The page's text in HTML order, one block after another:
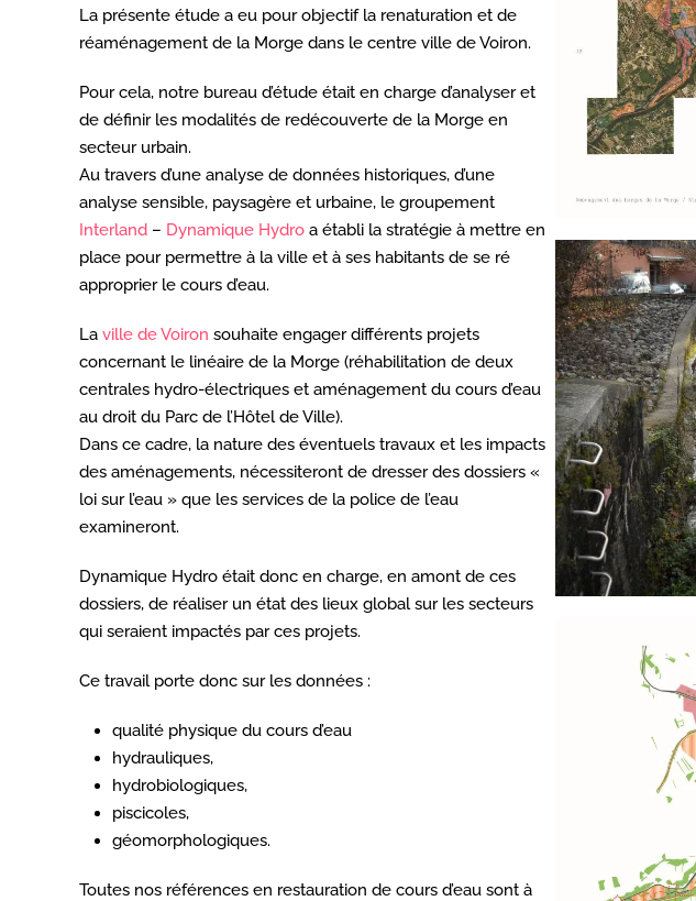
La présente étude a eu pour objectif la renaturation et de
réaménagement de la Morge dans le centre ville de Voiron.
Pour cela, notre bureau d’étude était en charge d’analyser et
de définir les modalités de redécouverte de la Morge en
secteur urbain.
Au travers d’une analyse de données historiques, d’une
analyse sensible, paysagère et urbaine, le groupement
Interland – Dynamique Hydro a établi la stratégie à mettre en
place pour permettre à la ville et à ses habitants de se ré
approprier le cours d’eau.
La ville de Voiron souhaite engager différents projets
concernant le linéaire de la Morge (réhabilitation de deux
centrales hydro-électriques et aménagement du cours d’eau
au droit du Parc de l’Hôtel de Ville).
Dans ce cadre, la nature des éventuels travaux et les impacts
des aménagements, nécessiteront de dresser des dossiers «
loi sur l’eau » que les services de la police de l’eau
examineront.
Dynamique Hydro était donc en charge, en amont de ces
dossiers, de réaliser un état des lieux global sur les secteurs
qui seraient impactés par ces projets.
Ce travail porte donc sur les données :
qualité physique du cours d’eau
hydrauliques,
hydrobiologiques,
piscicoles,
géomorphologiques.
Toutes nos références en restauration de cours d’eau sont à